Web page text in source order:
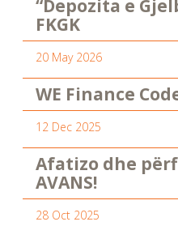
“Depozita e
FKGK
20 May 2026
WE Finance
12 Dec 2025
Afatizo dhe
AVANS!
28 Oct 2025